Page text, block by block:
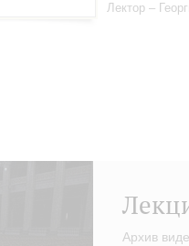
Лектор –
Архив